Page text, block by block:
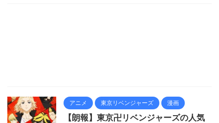
アニメ 東京リベンジャーズ 漫画
【朗報】東京卍リベンジャーズの人気